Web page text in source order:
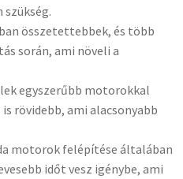
összetettebbek, és több
során, ami növeli a
egyszerűbb motorokkal
rövidebb, ami alacsonyabb
motorok felépítése általában
időt vesz igénybe, ami